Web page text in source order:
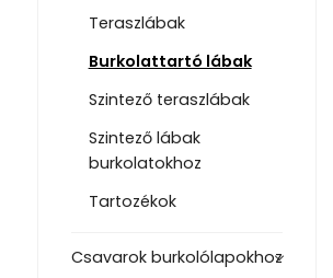
Teraszlábak
Burkolattartó lábak
Szintező teraszlábak
Szintező lábak
burkolatokhoz
Tartozékok
Csavarok burkolólapokhoz